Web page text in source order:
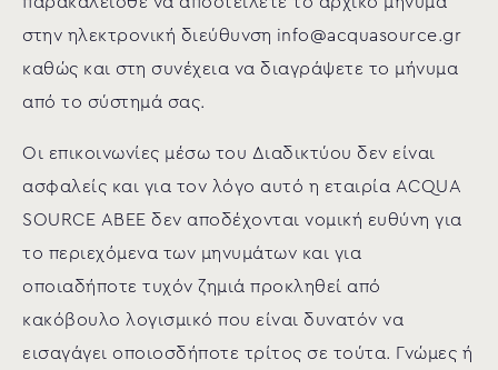
στην ηλεκτρονική διεύθυνση info@acquasource.gr
καθώς και στη συνέχεια να διαγράψετε το μήνυμα
από το σύστημά σας.
Οι επικοινωνίες μέσω του Διαδικτύου δεν είναι
ασφαλείς και για τον λόγο αυτό η εταιρία ACQUA
SOURCE ΑΒΕΕ δεν αποδέχονται νομική ευθύνη για
το περιεχόμενα των μηνυμάτων και για
οποιαδήποτε τυχόν ζημιά προκληθεί από
κακόβουλο λογισμικό που είναι δυνατόν να
εισαγάγει οποιοσδήποτε τρίτος σε τούτα. Γνώμες ή